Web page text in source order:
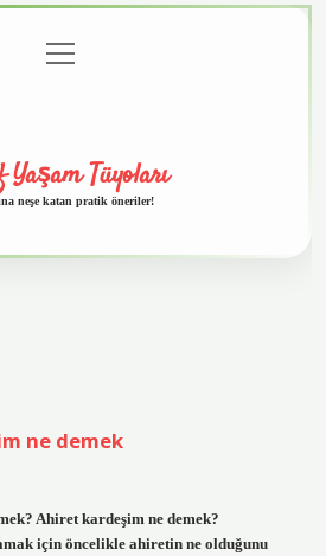
menüyü
aç
Tüyoları
neşe katan pratik öneriler!
ne demek
Ahiret kardeşim ne demek?
için öncelikle ahiretin ne olduğunu